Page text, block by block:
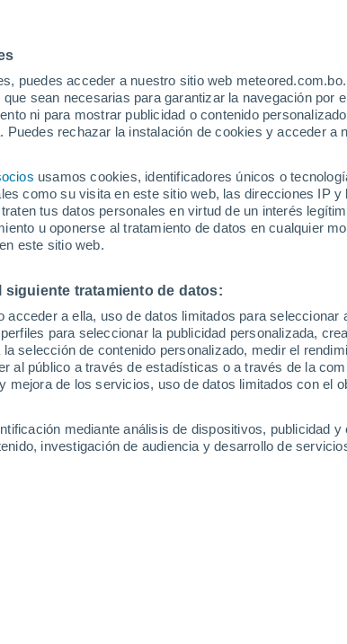
puedes acceder a nuestro sitio web
sean necesarias para garantizar la navegación por
ni para mostrar publicidad o contenido
rechazar la instalación de cookies y acceder a
usamos cookies, identificadores únicos o
como su visita en este sitio web, las direcciones IP y
tus datos personales en virtud de un interés
u oponerse al tratamiento de datos en cualquier
en este sitio web.
tratamiento de datos:
a ella, uso de datos limitados para seleccionar
para seleccionar la publicidad personalizada,
selección de contenido personalizado, medir el
al público a través de estadísticas o a través de la
mejora de los servicios, uso de datos limitados con el
mediante análisis de dispositivos, publicidad y
investigación de audiencia y desarrollo de
Anchorage International Airport
Arctic Village
Big Delta
Eureka
Fairbanks International Airport